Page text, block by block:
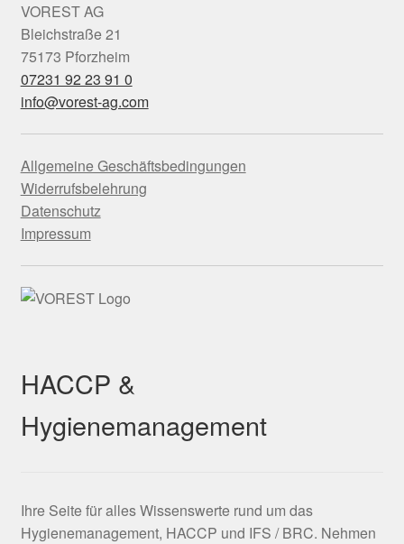
VOREST AG
Bleichstraße 21
75173 Pforzheim
07231 92 23 91 0
info@vorest-ag.com
Allgemeine Geschäftsbedingungen
Widerrufsbelehrung
Datenschutz
Impressum
HACCP &
Hygienemanagement
Ihre Seite für alles Wissenswerte rund um das
Hygienemanagement, HACCP und IFS / BRC. Nehmen